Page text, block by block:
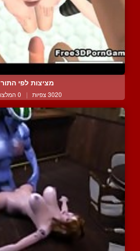
מציצות לפי התור
3020 צפיות | 0 המלצות